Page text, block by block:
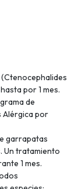
por 1 mes.
de
Alérgica por
garrapatas
Un tratamiento
1 mes.